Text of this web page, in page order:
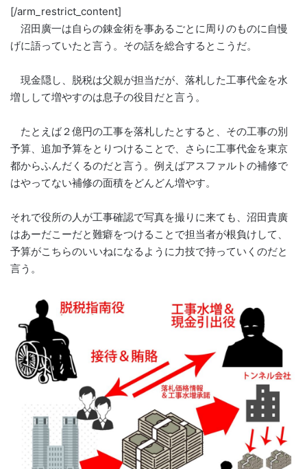
[/arm_restrict_content]
沼田廣一は自らの錬金術を事あるごとに周りのものに自慢
げに語っていたと言う。その話を総合するとこうだ。
現金隠し、脱税は父親が担当だが、落札した工事代金を水
増しして増やすのは息子の役目だと言う。
たとえば２億円の工事を落札したとすると、その工事の別
予算、追加予算をとりつけることで、さらに工事代金を東京
都からふんだくるのだと言う。例えばアスファルトの補修で
はやってない補修の面積をどんどん増やす。
それで役所の人が工事確認で写真を撮りに来ても、沼田貴廣
はあーだこーだと難癖をつけることで担当者が根負けして、
予算がこちらのいいねになるように力技で持っていくのだと
言う。